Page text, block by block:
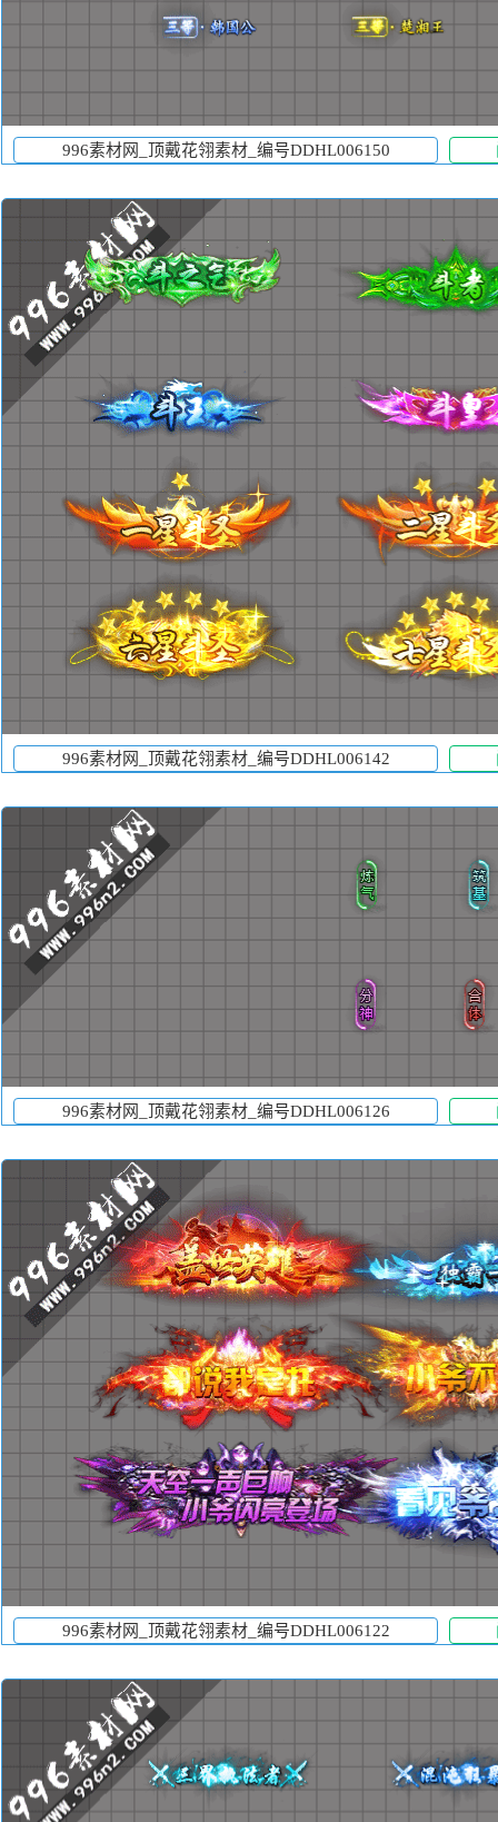
996素材网_顶戴花翎素材_编号DDHL006150
996素材网_顶戴花翎素材_编号DDHL006142
996素材网_顶戴花翎素材_编号DDHL006126
996素材网_顶戴花翎素材_编号DDHL006122